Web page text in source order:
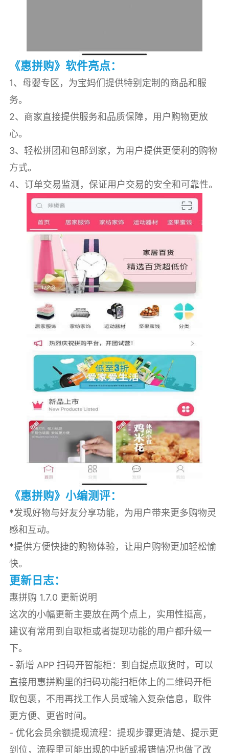
《惠拼购》软件亮点：
1、母婴专区，为宝妈们提供特别定制的商品和服
务。
2、商家直接提供服务和品质保障，用户购物更放
心。
3、轻松拼团和包邮到家，为用户提供更便利的购物
方式。
4、订单交易监测，保证用户交易的安全和可靠性。
《惠拼购》小编测评：
*发现好物与好友分享功能，为用户带来更多购物灵
感和互动。
*提供方便快捷的购物体验，让用户购物更加轻松愉
快。
更新日志：
惠拼购 1.7.0 更新说明
这次的小幅更新主要放在两个点上，实用性挺高，
建议有常用到自取柜或者提现功能的用户都升级一
下。
- 新增 APP 扫码开智能柜：到自提点取货时，可以
直接用惠拼购里的扫码功能扫柜体上的二维码开柜
取包裹，不用再找工作人员或输入复杂信息，取件
更方便、更省时间。
- 优化会员余额提现流程：提现步骤更清楚、提示更
到位，流程里可能出现的中断或报错情况也做了改